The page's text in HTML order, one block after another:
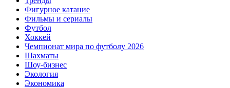
Фигурное катание
Фильмы и сериалы
Футбол
Хоккей
Чемпионат мира по футболу 2026
Шахматы
Шоу-бизнес
Экология
Экономика